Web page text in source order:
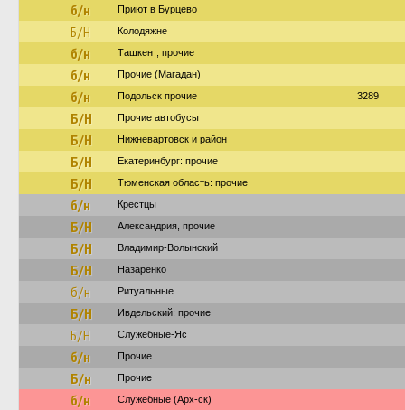
б/н Приют в Бурцево
Б/Н Колодяжне
б/н Ташкент, прочие
б/н Прочие (Магадан)
б/н Подольск прочие 3289
Б/Н Прочие автобусы
Б/Н Нижневартовск и район
Б/Н Екатеринбург: прочие
Б/Н Тюменская область: прочие
б/н Крестцы
Б/Н Александрия, прочие
Б/Н Владимир-Волынский
Б/Н Назаренко
б/н Ритуальные
Б/Н Ивдельский: прочие
Б/Н Служебные-Яс
б/н Прочие
Б/н Прочие
б/н Служебные (Арх-ск)